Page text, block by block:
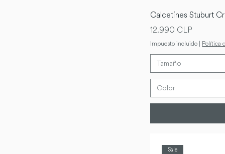
Calcetines Stuburt
Precio
12.990 CLP
Impuesto incluido | Política
Tamaño
Color
Sale